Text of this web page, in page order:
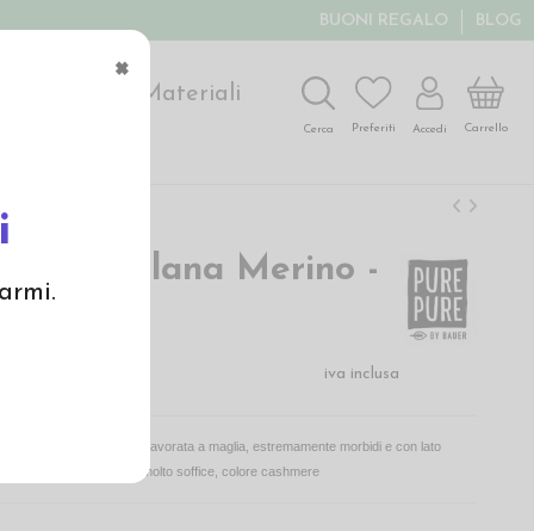
×
BUONI REGALO BLOG
Materiali
Cerca Preferiti Accedi Carrello
donna in lana Merino -
iva inclusa
in pura lana Merino bio lavorata a maglia, estremamente morbidi e con lato
per un effetto molto soffice, colore cashmere